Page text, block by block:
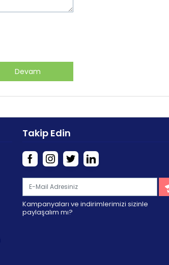
Devam
Takip Edin
Kampanyaları ve indirimlerimizi sizinle
paylaşalım mı?